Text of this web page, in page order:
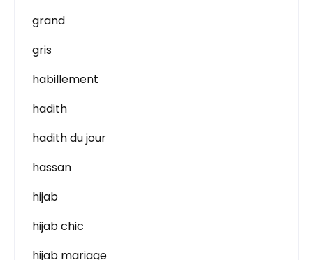
grand
gris
habillement
hadith
hadith du jour
hassan
hijab
hijab chic
hijab mariage